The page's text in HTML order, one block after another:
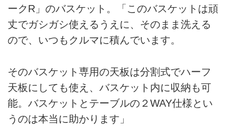
ークR」のバスケット。「このバスケットは頑
丈でガシガシ使えるうえに、そのまま洗える
ので、いつもクルマに積んでいます。
そのバスケット専用の天板は分割式でハーフ
天板にしても使え、バスケット内に収納も可
能。バスケットとテーブルの２WAY仕様とい
うのは本当に助かります」